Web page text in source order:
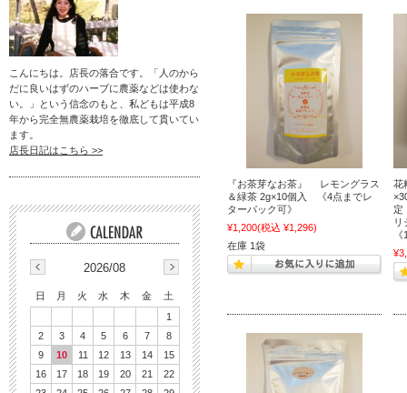
『お茶芽なお茶』 レモングラス
＆緑茶 2g×10個入 《4点までレ
ターパック可》
¥1,200(税込 ¥1,296)
在庫 1袋
花
定
リ
こんにちは。店長の落合です。「人のから
だに良いはずのハーブに農薬などは使わな
い。」という信念のもと、私どもは平成8
年から完全無農薬栽培を徹底して貫いてい
ます。
店長日記はこちら >>
2026/08
日 月 火 水 木 金
土
1
2
3 4 5 6 7
8
9
10 11 12 13 14
15
16
17 18 19 20 21
22